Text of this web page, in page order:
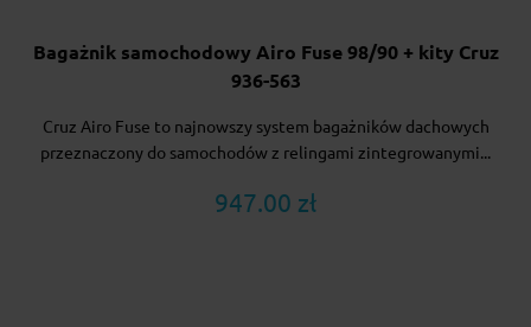
Bagażnik samochodowy Airo Fuse 98/90 + kity Cruz
936-563
Cruz Airo Fuse to najnowszy system bagażników dachowych
przeznaczony do samochodów z relingami zintegrowanymi...
947.00 zł